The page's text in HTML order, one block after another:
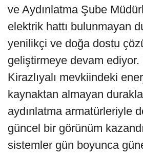
ve Aydınlatma Şube
elektrik hattı bulunmayan
yenilikçi ve doğa dostu
geliştirmeye devam ediyor.
Kirazlıyalı mevkiindeki
kaynaktan almayan
aydınlatma armatürleriyle
güncel bir görünüm
sistemler gün boyunca